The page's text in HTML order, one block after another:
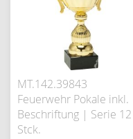
MT.142.39843
Feuerwehr Pokale inkl.
Beschriftung | Serie 12
Stck.